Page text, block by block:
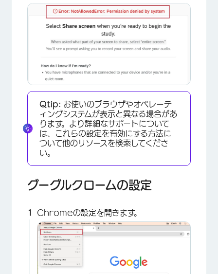
Qtip: お使いのブラウザやオペレーテ
ィングシステムが表示と異なる場合があ
ります。より詳細なサポートについて
は、これらの設定を有効にする方法に
ついて他のリソースを検索してくださ
い。
グーグルクロームの設定
Chromeの設定を開きます。